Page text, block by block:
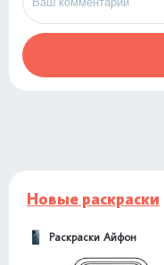
Новые раскраски
Раскраски Айфон